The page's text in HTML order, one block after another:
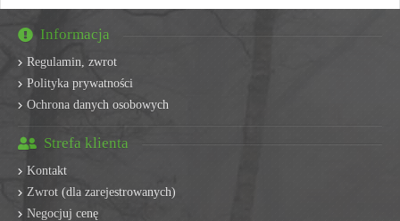
Informacja
Regulamin, zwrot
Polityka prywatności
Ochrona danych osobowych
Strefa klienta
Kontakt
Zwrot (dla zarejestrowanych)
Negocjuj cenę